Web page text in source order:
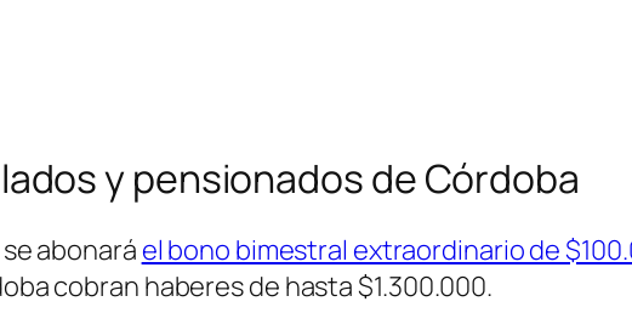
y pensionados de Córdoba
abonará el bono bimestral extraordinario de
cobran haberes de hasta $1.300.000.